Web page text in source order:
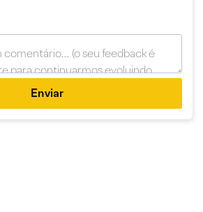
Enviar